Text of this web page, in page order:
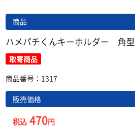
商品
ハメパチくんキーホルダー 角型
取寄商品
商品番号：1317
販売価格
税込470円